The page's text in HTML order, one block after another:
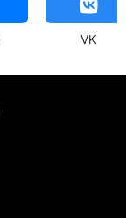
VK